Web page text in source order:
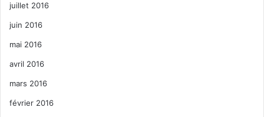
juillet 2016
juin 2016
mai 2016
avril 2016
mars 2016
février 2016